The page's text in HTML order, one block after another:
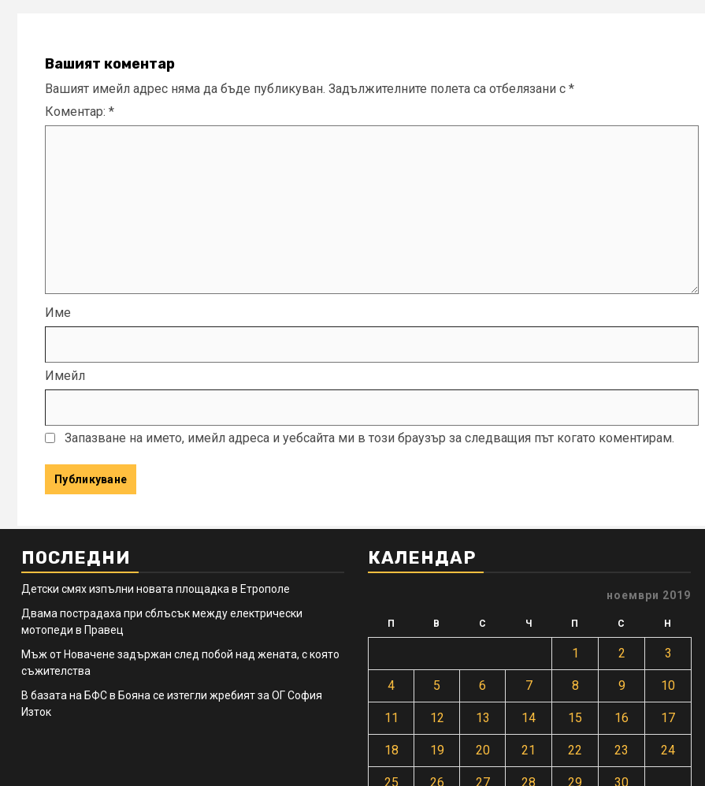
Вашият коментар
Вашият имейл адрес няма да бъде публикуван. Задължителните полета са отбелязани с *
Коментар: *
Име
Имейл
Запазване на името, имейл адреса и уебсайта ми в този браузър за следващия път когато коментирам.
ПОСЛЕДНИ
Детски смях изпълни новата площадка в Етрополе
Двама пострадаха при сблъсък между електрически
мотопеди в Правец
Мъж от Новачене задържан след побой над жената, с която
съжителства
В базата на БФС в Бояна се изтегли жребият за ОГ София
Изток
КАЛЕНДАР
ноември 2019
П В С Ч П С Н
1 2 3
4 5 6 7 8 9 10
11 12 13 14 15 16 17
18 19 20 21 22 23 24
25 26 27 28 29 30